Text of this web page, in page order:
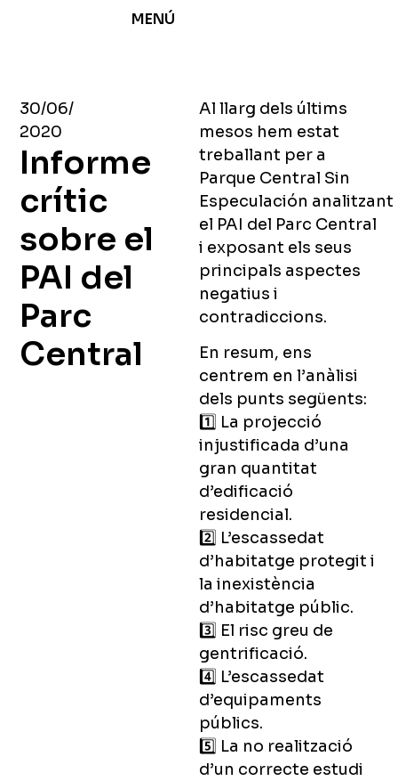
MENÚ
30/06/
2020
Informe
crític
sobre el
PAI del
Parc
Central
Al llarg dels últims
mesos hem estat
treballant per a
Parque Central Sin
Especulación analitzant
el PAI del Parc Central
i exposant els seus
principals aspectes
negatius i
contradiccions.
En resum, ens
centrem en l’anàlisi
dels punts següents:
1️⃣ La projecció
injustificada d’una
gran quantitat
d’edificació
residencial.
2️⃣ L’escassedat
d’habitatge protegit i
la inexistència
d’habitatge públic.
3️⃣ El risc greu de
gentrificació.
4️⃣ L’escassedat
d’equipaments
públics.
5️⃣ La no realització
d’un correcte estudi